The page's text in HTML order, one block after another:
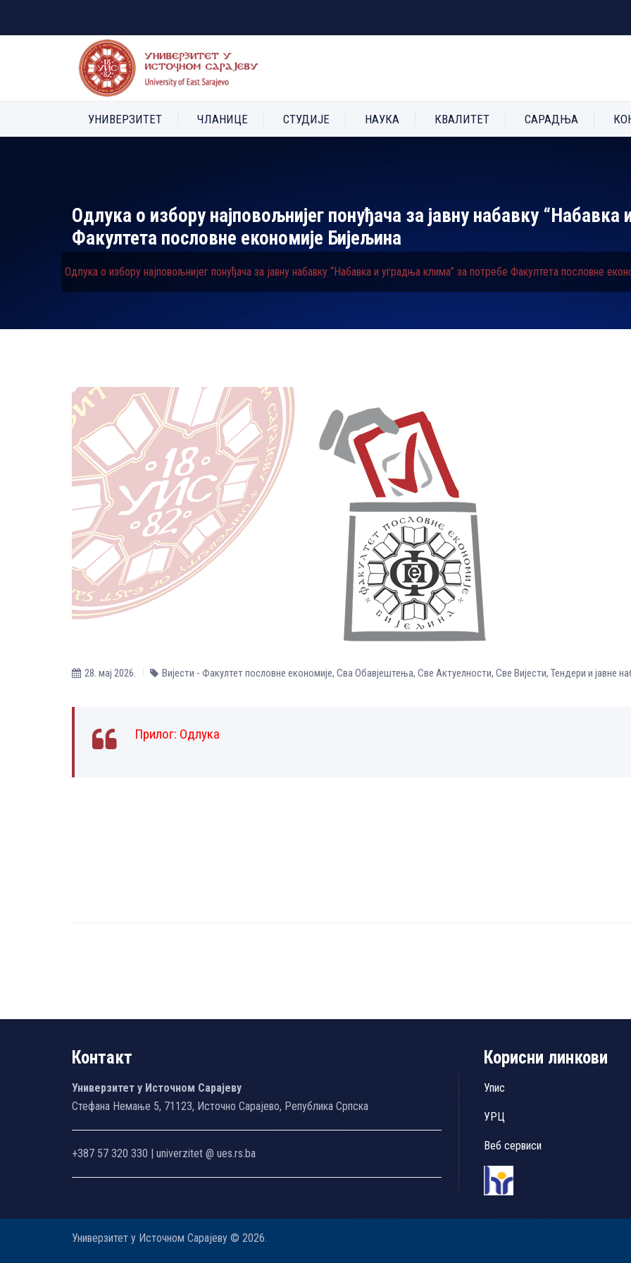
УНИВЕРЗИТЕТ ЧЛАНИЦЕ СТУДИЈЕ НАУКА КВАЛИТЕТ САРАДЊА
Одлука о избору најповољнијег понуђача за јавну набавку
Факултета пословне економије Бијељина
Одлука о избору најповољнијег понуђача за јавну набавку “Набавка и уградња клима” за потребе Факултета пословне
28. мај 2026. Вијести - Факултет пословне економије, Сва Обавјештења, Све Aктуелности, Све Вијести, Тендери и јавне
Прилог: Одлука
Контакт
Универзитет у Источном Сарајеву
Стефана Немање 5, 71123, Источно Сарајево, Република Српска
+387 57 320 330 | univerzitet @ ues.rs.ba
Корисни линкови
Упис
УРЦ
Веб сервиси
Универзитет у Источном Сарајеву © 2026.